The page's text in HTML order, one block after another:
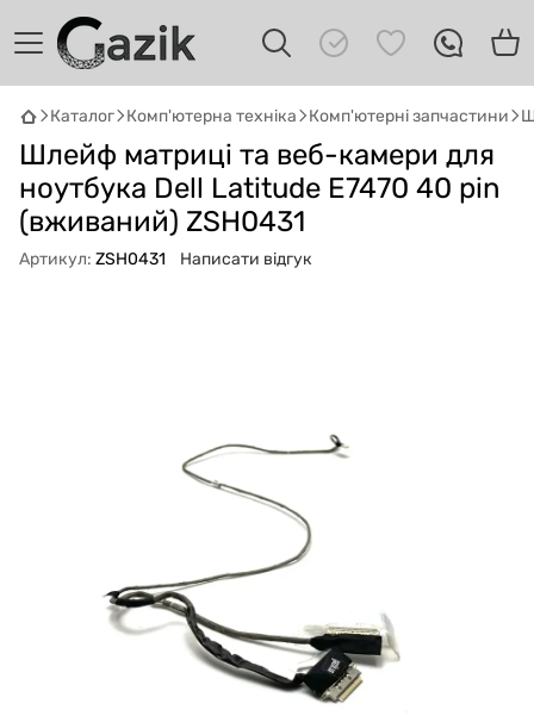
Каталог Комп'ютерна техніка Комп'ютерні запчастини
Шлейф матриці та веб-камери для
ноутбука Dell Latitude E7470 40 pin
(вживаний) ZSH0431
Артикул: ZSH0431 Написати відгук
Онлайн · пошук техніки
Привіт! 👋 Я Gazik AI — допоможу
Що шукаєш?